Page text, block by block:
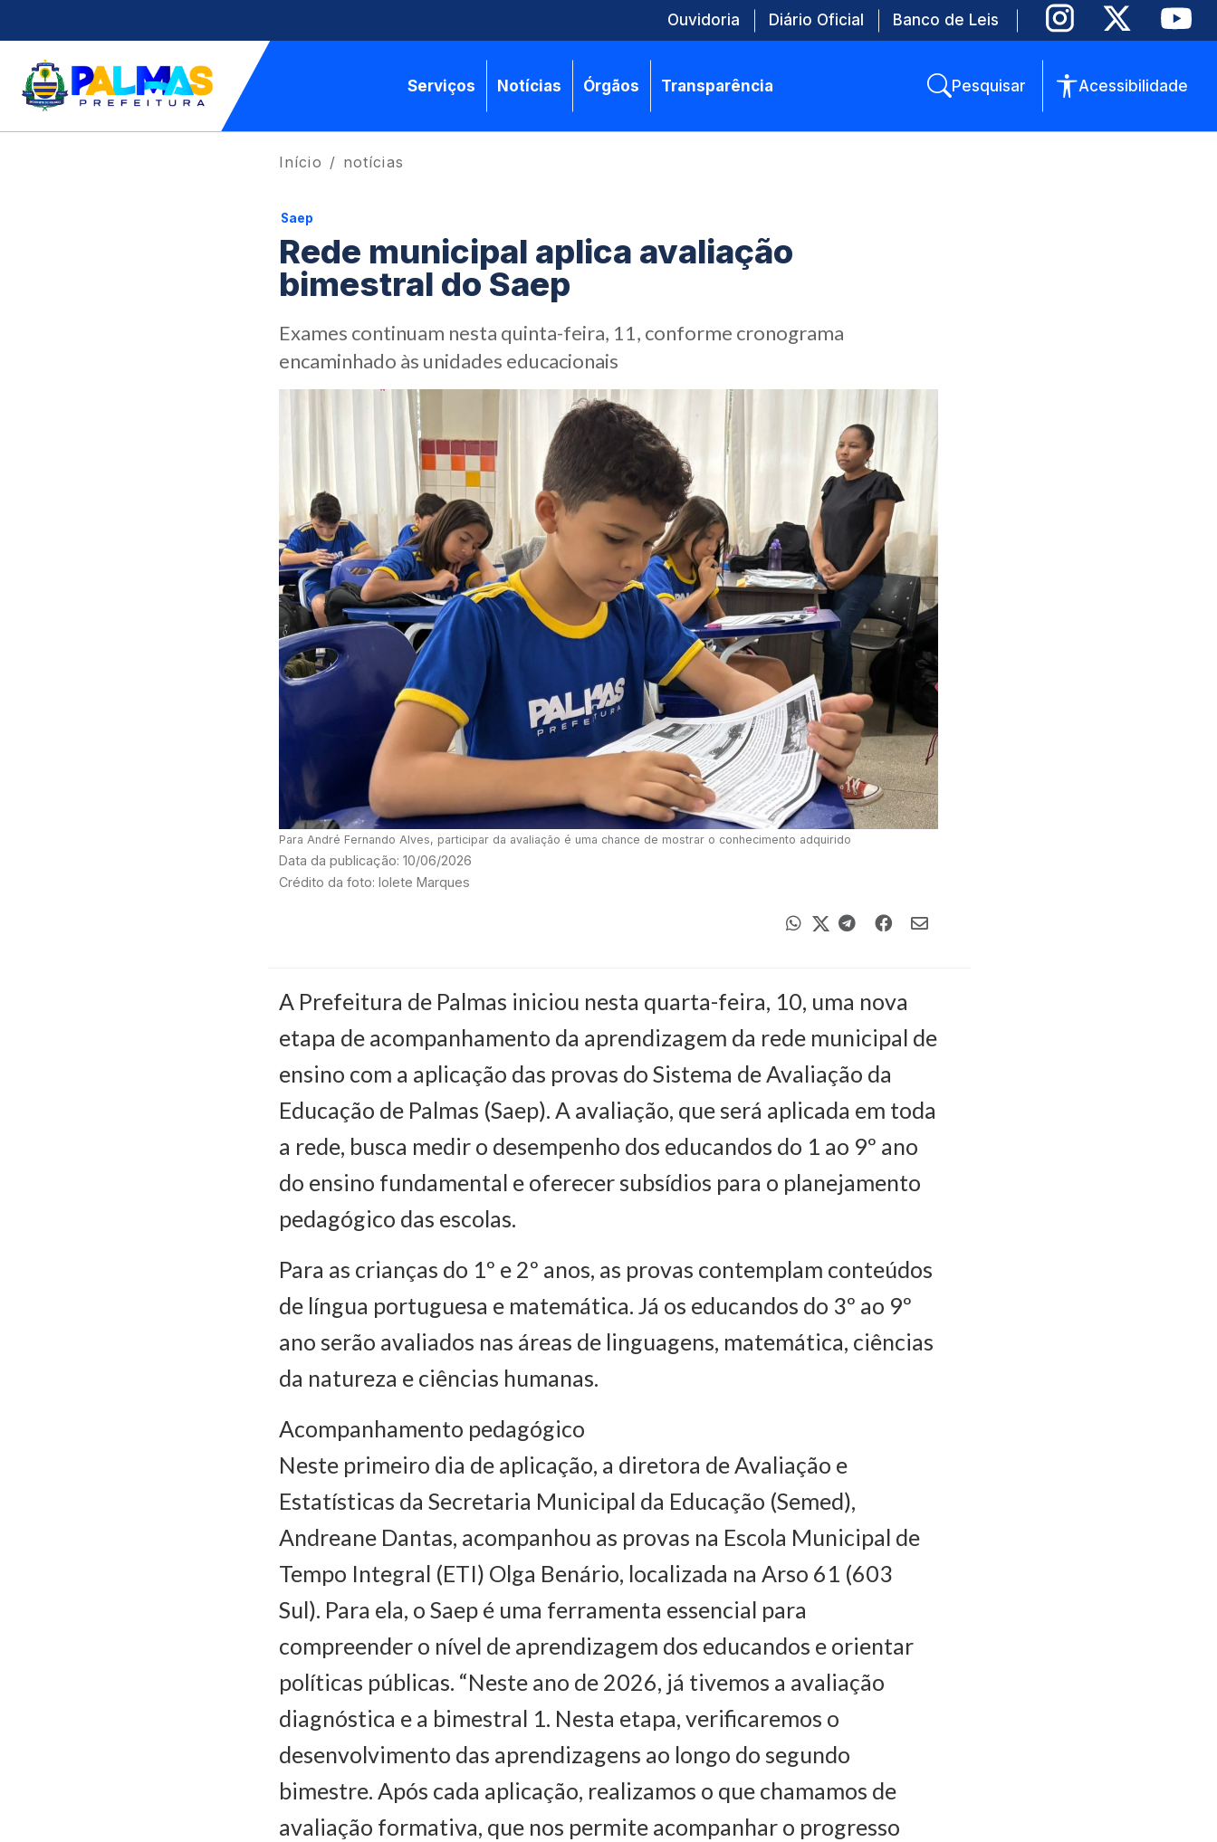
Ouvidoria Diário Oficial Banco de Leis
Serviços Notícias Órgãos Transparência Pesquisar Acessibilidade
Início notícias
Saep
Rede municipal aplica avaliação
bimestral do Saep
Exames continuam nesta quinta-feira, 11, conforme cronograma
encaminhado às unidades educacionais
Para André Fernando Alves, participar da avaliação é uma chance de mostrar o conhecimento adquirido
Data da publicação: 10/06/2026
Crédito da foto: Iolete Marques
A Prefeitura de Palmas iniciou nesta quarta-feira, 10, uma nova
etapa de acompanhamento da aprendizagem da rede municipal de
ensino com a aplicação das provas do Sistema de Avaliação da
Educação de Palmas (Saep). A avaliação, que será aplicada em toda
a rede, busca medir o desempenho dos educandos do 1 ao 9º ano
do ensino fundamental e oferecer subsídios para o planejamento
pedagógico das escolas.
Para as crianças do 1º e 2º anos, as provas contemplam conteúdos
de língua portuguesa e matemática. Já os educandos do 3º ao 9º
ano serão avaliados nas áreas de linguagens, matemática, ciências
da natureza e ciências humanas.
Acompanhamento pedagógico
Neste primeiro dia de aplicação, a diretora de Avaliação e
Estatísticas da Secretaria Municipal da Educação (Semed),
Andreane Dantas, acompanhou as provas na Escola Municipal de
Tempo Integral (ETI) Olga Benário, localizada na Arso 61 (603
Sul). Para ela, o Saep é uma ferramenta essencial para
compreender o nível de aprendizagem dos educandos e orientar
políticas públicas. “Neste ano de 2026, já tivemos a avaliação
diagnóstica e a bimestral 1. Nesta etapa, verificaremos o
desenvolvimento das aprendizagens ao longo do segundo
bimestre. Após cada aplicação, realizamos o que chamamos de
avaliação formativa, que nos permite acompanhar o progresso